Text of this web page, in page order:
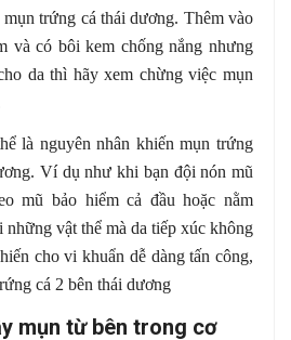
trứng cá thái dương. Thêm vào
và có bôi kem chống nắng nhưng
da thì hãy xem chừng việc mụn
là nguyên nhân khiến mụn trứng
Ví dụ như khi bạn đội nón mũ
mũ bảo hiểm cả đầu hoặc nằm
vật thể mà da tiếp xúc không
cho vi khuẩn dễ dàng tấn công,
cá 2 bên thái dương
mụn từ bên trong cơ